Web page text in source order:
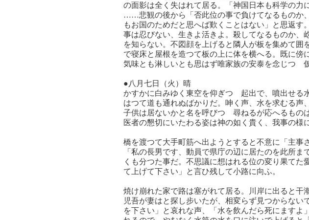
の面影は全く失はれて居る。「神国日本も科学の力
……悲観の後から「否此位の事で負けてなるものか
もお国のためだと思へば歎くことはない」と思返
事は忍びない、生きよ活きよ。殺してなるものか
を知らない。不図顔を上げると隣人が板を集めて囲
で寝床と屋根を造つて板の上に体を横へる。既に
気味とも淋しいとも思はず唯家族の安泰を念じつゝ
●八月七日（火）晴
かすかに白みゆく東空を仰ぎつゝ起出で、噴出せ
はつて道も通れぬばかりだ。呻く声、水を求むる
子供は居ないかと名を呼びつゝ尋ねるが応へるもの
医者の懇切にいたわる姿は神の如く貴く、我事の様
橋を渡つて大手町筋へ出ようとすると不意に「主事
「私の長男です、動員で県庁の辺に居たのを此所
くも分つた事だ。不思議に想はれる位の変り果て
て上げて下さい」と言ひ残して小路に向ふ。
焼け崩れた家で路は塞がれて居る。川岸に出ると
児吾が妻はと探し步いたが、相変らず見つからな
を下さい」と哀れな声、「水を飲んだら死にますよ